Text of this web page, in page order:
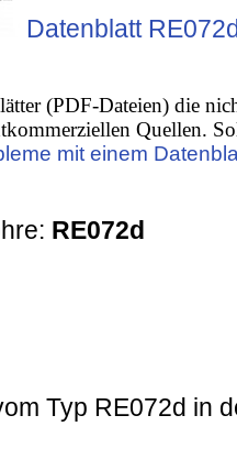
Datenblatt
(PDF-Dateien) die
Quellen.
mit einem
RE072d
Typ RE072d in